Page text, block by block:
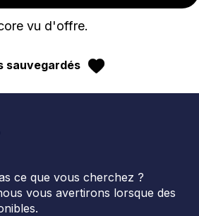
vu d'offre.
sauvegardés
ce que vous cherchez ?
vous avertirons lorsque des